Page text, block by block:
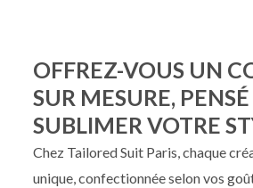
OFFREZ-VOUS UN
SUR MESURE,
SUBLIMER VOTRE
Chez Tailored Suit Paris, chaque
unique, confectionnée selon vos